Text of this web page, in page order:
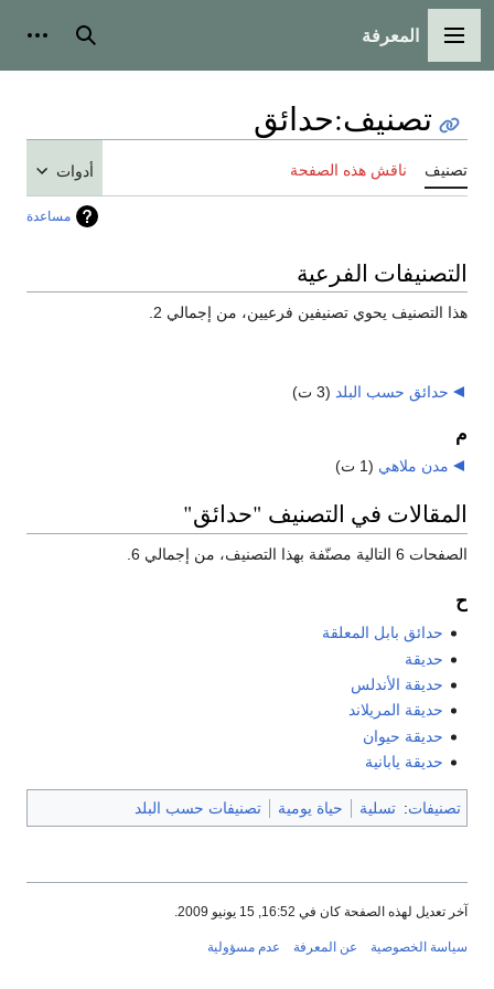
القائمة الرئيسية
المعرفة بحث
تصنيف:حدائق
تصنيف ناقش هذه الصفحة أدوات
مساعدة
التصنيفات الفرعية
هذا التصنيف يحوي تصنيفين فرعيين، من إجمالي 2.
حدائق حسب البلد (3 ت)
م
مدن ملاهي (1 ت)
المقالات في التصنيف "حدائق"
الصفحات 6 التالية مصنّفة بهذا التصنيف، من إجمالي 6.
ح
حدائق بابل المعلقة
حديقة
حديقة الأندلس
حديقة المريلاند
حديقة حيوان
حديقة يابانية
تصنيفات: تسلية حياة يومية تصنيفات حسب البلد
آخر تعديل لهذه الصفحة كان في 16:52, 15 يونيو 2009.
سياسة الخصوصية عن المعرفة عدم مسؤولية